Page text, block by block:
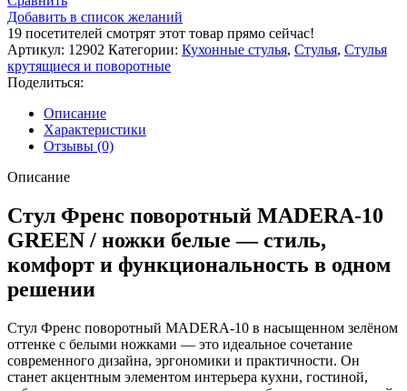
Френс
поворотный
MADERA-
10
GREEN
/
ножки
белые
Добавить в список желаний
19 посетителей смотрят этот товар прямо сейчас!
Артикул: 12902 Категории: Кухонные стулья, Стулья, Стулья
крутящиеся и поворотные
Поделиться:
Описание
Характеристики
Отзывы (0)
Описание
Стул Френс поворотный MADERA-10
GREEN / ножки белые — стиль,
комфорт и функциональность в одном
решении
Стул Френс поворотный MADERA-10 в насыщенном зелёном
оттенке с белыми ножками — это идеальное сочетание
современного дизайна, эргономики и практичности. Он
станет акцентным элементом интерьера кухни, гостиной,